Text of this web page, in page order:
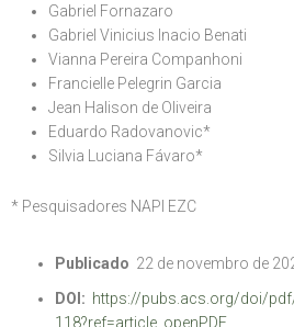
Gabriel Fornazaro
Gabriel Vinicius Inacio Benati
Vianna Pereira Companhoni
Francielle Pelegrin Garcia
Jean Halison de Oliveira
Eduardo Radovanovic*
Silvia Luciana Fávaro*
* Pesquisadores NAPI EZC
Publicado 22 de novembro de
DOI: https://pubs.acs.org/doi/
118?ref=article_openPDF